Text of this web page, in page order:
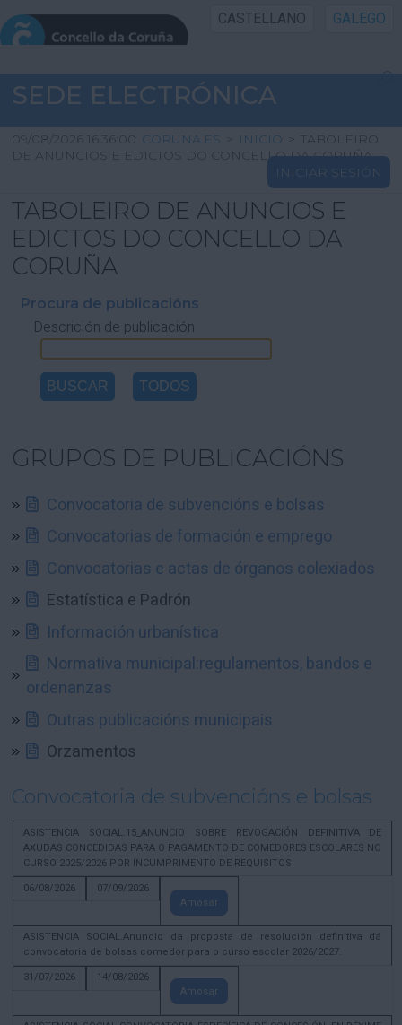
CASTELLANO GALEGO
INICIO SEDE
INICIO
INFORMACIÓN PÚBLICA
CARTAFOL CIDADÁN
AXUDA
SEDE ELECTRÓNICA
09/08/2026 16:36:00 CORUNA.ES > INICIO > TABOLEIRO
DE ANUNCIOS E EDICTOS DO CONCELLO DA CORUÑA
INICIAR SESIÓN
TABOLEIRO DE ANUNCIOS E
EDICTOS DO CONCELLO DA
CORUÑA
Procura de publicacións
Descrición de publicación
GRUPOS DE PUBLICACIÓNS
Convocatoria de subvencións e bolsas
Convocatorias de formación e emprego
Convocatorias e actas de órganos colexiados
Estatística e Padrón
Información urbanística
Normativa municipal:regulamentos, bandos e
ordenanzas
Outras publicacións municipais
Orzamentos
Convocatoria de subvencións e bolsas
ASISTENCIA SOCIAL.15_ANUNCIO SOBRE REVOGACIÓN DEFINITIVA DE
AXUDAS CONCEDIDAS PARA O PAGAMENTO DE COMEDORES ESCOLARES NO
CURSO 2025/2026 POR INCUMPRIMENTO DE REQUISITOS
06/08/2026
07/09/2026
Amosar
ASISTENCIA SOCIAL.Anuncio da proposta de resolución definitiva dá
convocatoria de bolsas comedor para o curso escolar 2026/2027.
31/07/2026
14/08/2026
Amosar